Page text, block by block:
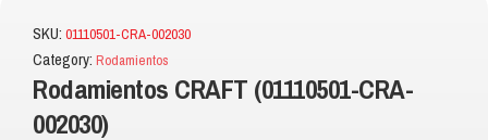
SKU: 01110501-CRA-002030
Category: Rodamientos
Rodamientos CRAFT (01110501-CRA-
002030)